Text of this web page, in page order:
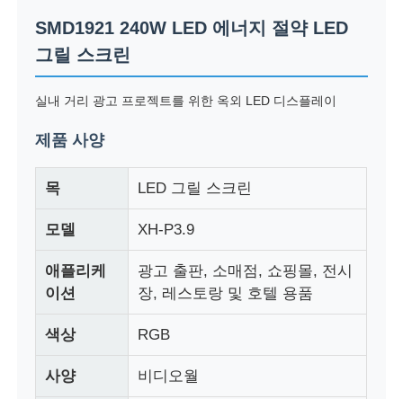
홈
SMD1921 240W LED 에너지 절약 LED
그릴 스크린
실내 거리 광고 프로젝트를 위한 옥외 LED 디스플레이
제품 사양
목 LED 그릴 스크린
모델 XH-P3.9
애플리케
이션
광고 출판, 소매점, 쇼핑몰, 전시
장, 레스토랑 및 호텔 용품
색상 RGB
사양 비디오월